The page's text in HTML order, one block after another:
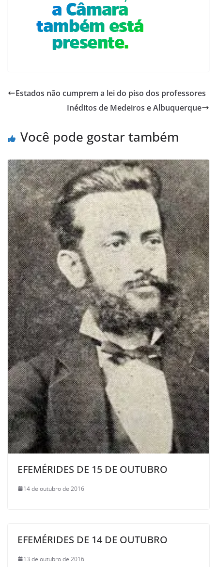
Estados não cumprem a lei do piso dos professores
Inéditos de Medeiros e Albuquerque
Você pode gostar também
EFEMÉRIDES DE 15 DE OUTUBRO
14 de outubro de 2016
EFEMÉRIDES DE 14 DE OUTUBRO
13 de outubro de 2016